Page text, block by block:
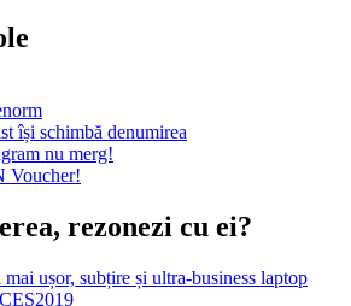
își schimbă denumirea
nu merg!
Voucher!
rezonezi cu ei?
mai ușor, subțire și ultra-business laptop